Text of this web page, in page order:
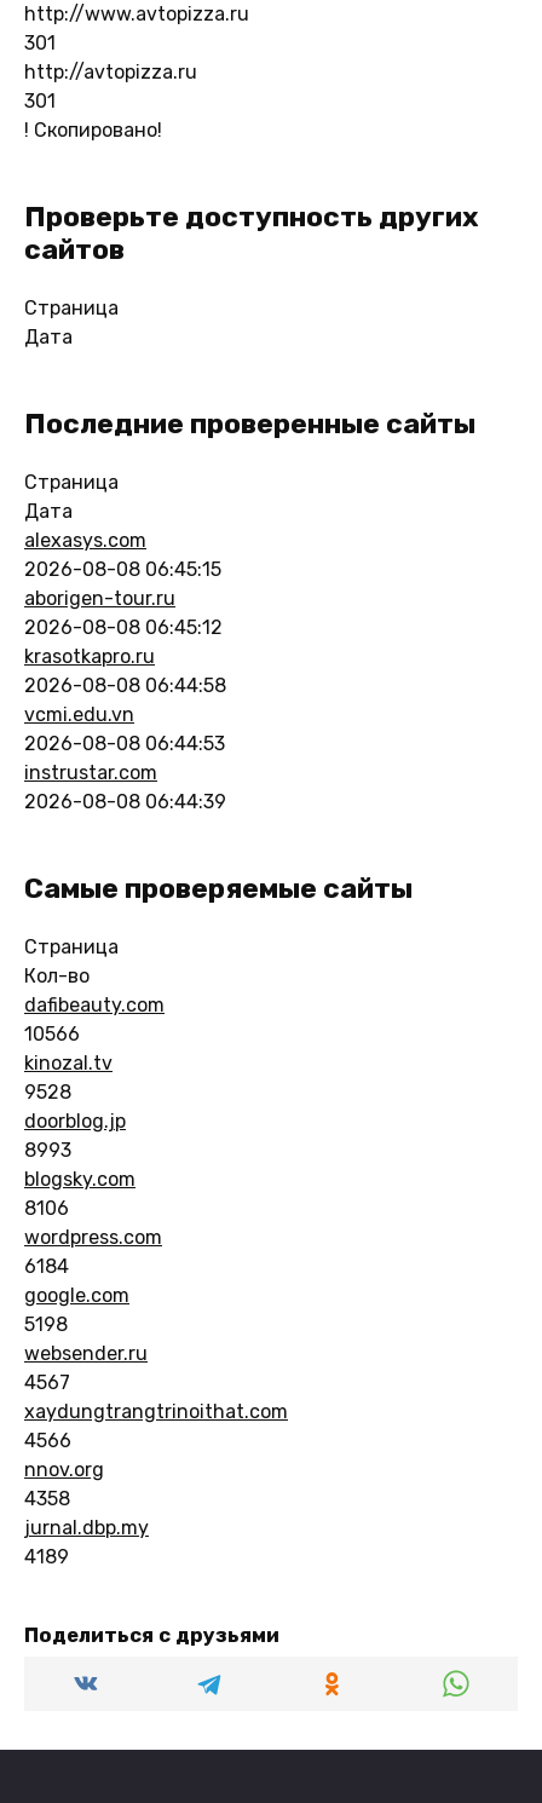
http://www.avtopizza.ru
301
http://avtopizza.ru
301
! Скопировано!
Проверьте доступность других
сайтов
Страница
Дата
Последние проверенные сайты
Страница
Дата
alexasys.com
2026-08-08 06:45:15
aborigen-tour.ru
2026-08-08 06:45:12
krasotkapro.ru
2026-08-08 06:44:58
vcmi.edu.vn
2026-08-08 06:44:53
instrustar.com
2026-08-08 06:44:39
Самые проверяемые сайты
Страница
Кол-во
dafibeauty.com
10566
kinozal.tv
9528
doorblog.jp
8993
blogsky.com
8106
wordpress.com
6184
google.com
5198
websender.ru
4567
xaydungtrangtrinoithat.com
4566
nnov.org
4358
jurnal.dbp.my
4189
Поделиться с друзьями